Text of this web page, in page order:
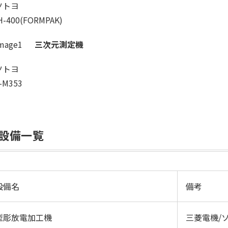
ヨ
400(FORMPAK)
三次元測定機
ヨ
備一覧
備名 備考
彫放電加工機 三菱電機/